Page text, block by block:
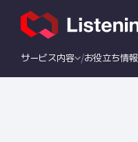
サービス内容 お役立ち情報